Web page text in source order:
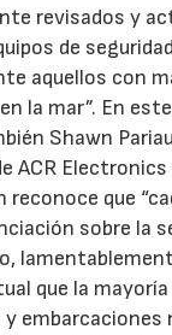
revisados y
de
aquellos con
la mar”. En
Shawn
ACR Electronics
reconoce que
sobre la
que la mayoría
embarcaciones